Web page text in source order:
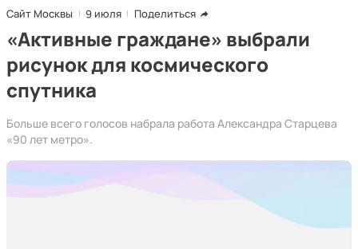
Сайт Москвы 9 июля Поделиться
«Активные граждане» выбрали
рисунок для космического
спутника
Больше всего голосов набрала работа Александра Старцева
«90 лет метро».